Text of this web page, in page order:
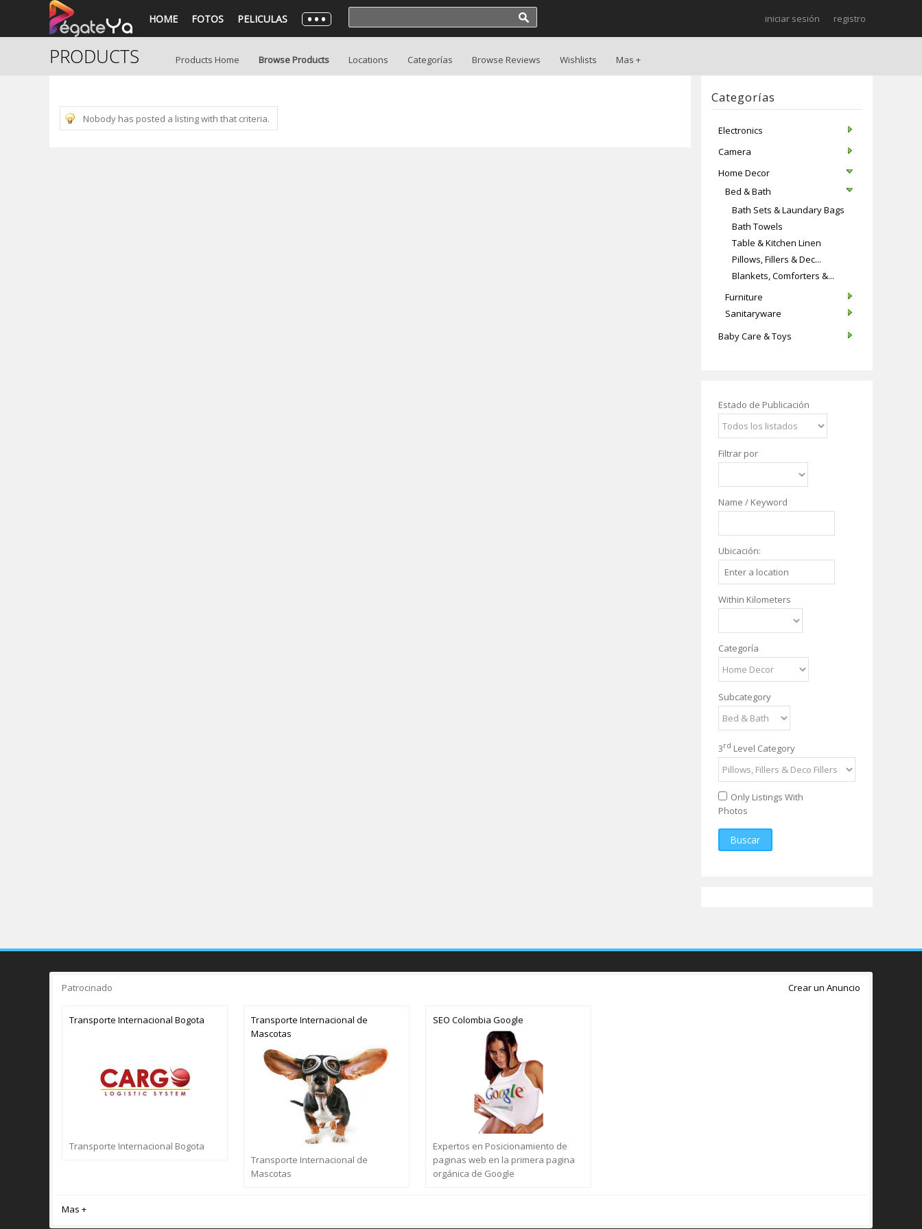
HOME FOTOS PELICULAS iniciar sesión registro
PRODUCTS Products Home Browse Products Locations Categorías Browse Reviews Wishlists Mas +
Categorías
Electronics
Camera
Home Decor
Bed & Bath
Bath Sets & Laundary Bags
Bath Towels
Table & Kitchen Linen
Pillows, Fillers & Dec...
Blankets, Comforters &...
Furniture
Sanitaryware
Baby Care & Toys
Estado de Publicación
Filtrar por
Name / Keyword
Ubicación:
Within Kilometers
Categoría
Subcategory
3rd Level Category
Only Listings With
Photos
Buscar
Nobody has posted a listing with that criteria.
Patrocinado Crear un Anuncio
Transporte Internacional Bogota
Transporte Internacional Bogota
Transporte Internacional de
Mascotas
Transporte Internacional de
Mascotas
SEO Colombia Google
Expertos en Posicionamiento de
paginas web en la primera pagina
orgánica de Google
Mas +